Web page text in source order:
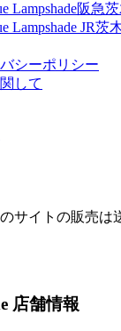
Lampshade阪急
Lampshade JR茨
シーポリシー
して
サイトの販売は
店舗情報